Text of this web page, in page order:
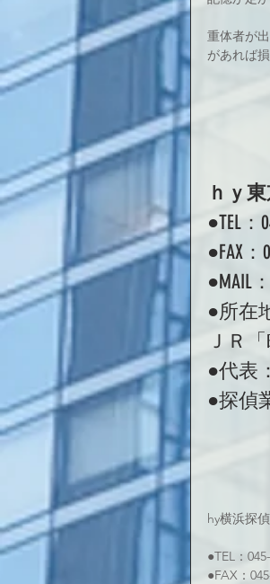
重体者が
があれば
ｈｙ
●TEL：
●FAX：
●MAIL
●所在
ＪＲ
●代表
●探偵
hy横浜探
●TEL：
●FAX：